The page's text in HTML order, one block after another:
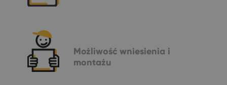
Możliwość wniesienia i
montażu